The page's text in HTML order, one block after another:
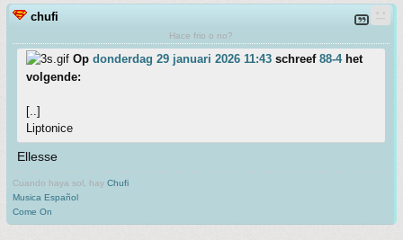
chufi
Hace frio o no?
Op donderdag 29 januari 2026 11:43 schreef 88-4het
volgende:
[..]
Liptonice
Ellesse
Cuando haya sol, hay Chufi
Musica Español
Come On